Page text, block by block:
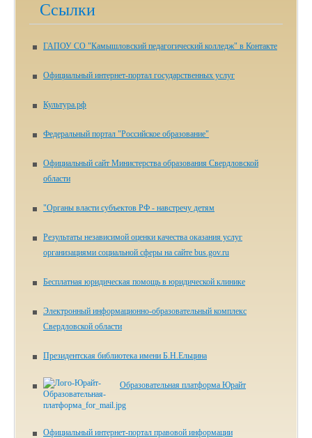
Ссылки
ГАПОУ СО "Камышловский педагогический колледж" в Контакте
Официальный интернет-портал государственных услуг
Культура.рф
Федеральный портал "Российское образование"
Официальный сайт Министерства образования Свердловской
области
"Органы власти субъектов РФ - навстречу детям
Результаты независимой оценки качества оказания услуг
организациями социальной сферы на сайте bus.gov.ru
Бесплатная юридическая помощь в юридической клинике
Электронный информационно-образовательный комплекс
Свердловской области
Президентская библиотека имени Б.Н.Ельцина
Образовательная платформа Юрайт
Официальный интернет-портал правовой информации